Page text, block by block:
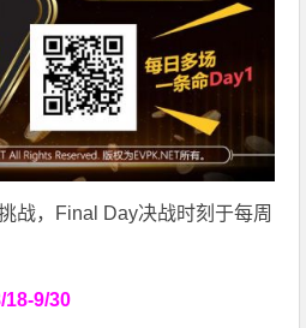
战，Final Day决战时刻于每周
18-9/30